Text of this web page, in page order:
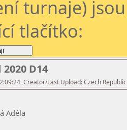
turnaje)
tlačítko:
D14
Creator/Last Upload: Czech
Adéla